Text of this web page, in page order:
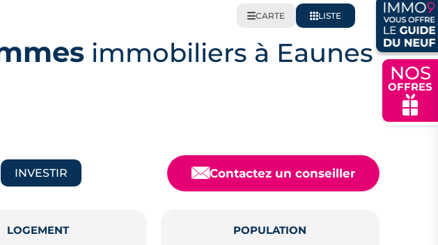
NOS
OFFRES
🎁
🌍CARTE 📋LISTE
immobiliers à Eaunes
INVESTIR 📧Contactez un conseiller
LOGEMENT POPULATION